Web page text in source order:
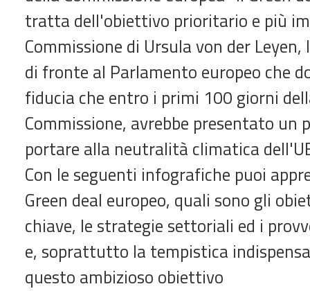
tratta dell'obiettivo prioritario e più
Commissione di Ursula von der
di fronte al Parlamento europeo che
fiducia che entro i primi 100 giorni
Commissione, avrebbe presentato un
portare alla neutralità climatica
Con le seguenti infografiche puoi
Green deal europeo, quali sono gli
chiave, le strategie settoriali ed i
e, soprattutto la tempistica
questo ambizioso obiettivo